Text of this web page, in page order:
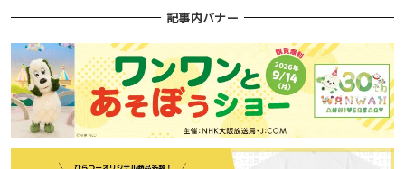
記事内バナー